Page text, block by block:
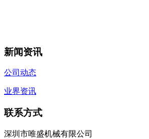
新闻资讯
公司动态
业界资讯
联系方式
深圳市唯盛机械有限公司